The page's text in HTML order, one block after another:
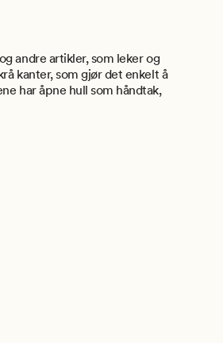
andre artikler, som leker og
kanter, som gjør det enkelt å
har åpne hull som håndtak,